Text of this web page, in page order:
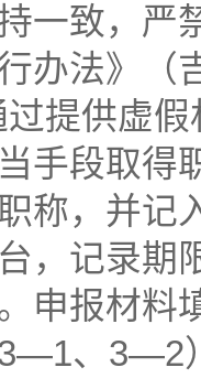
一致，严
办法》（
过提供虚
手段取得
称，并记
，记录期
申报材
、3—2